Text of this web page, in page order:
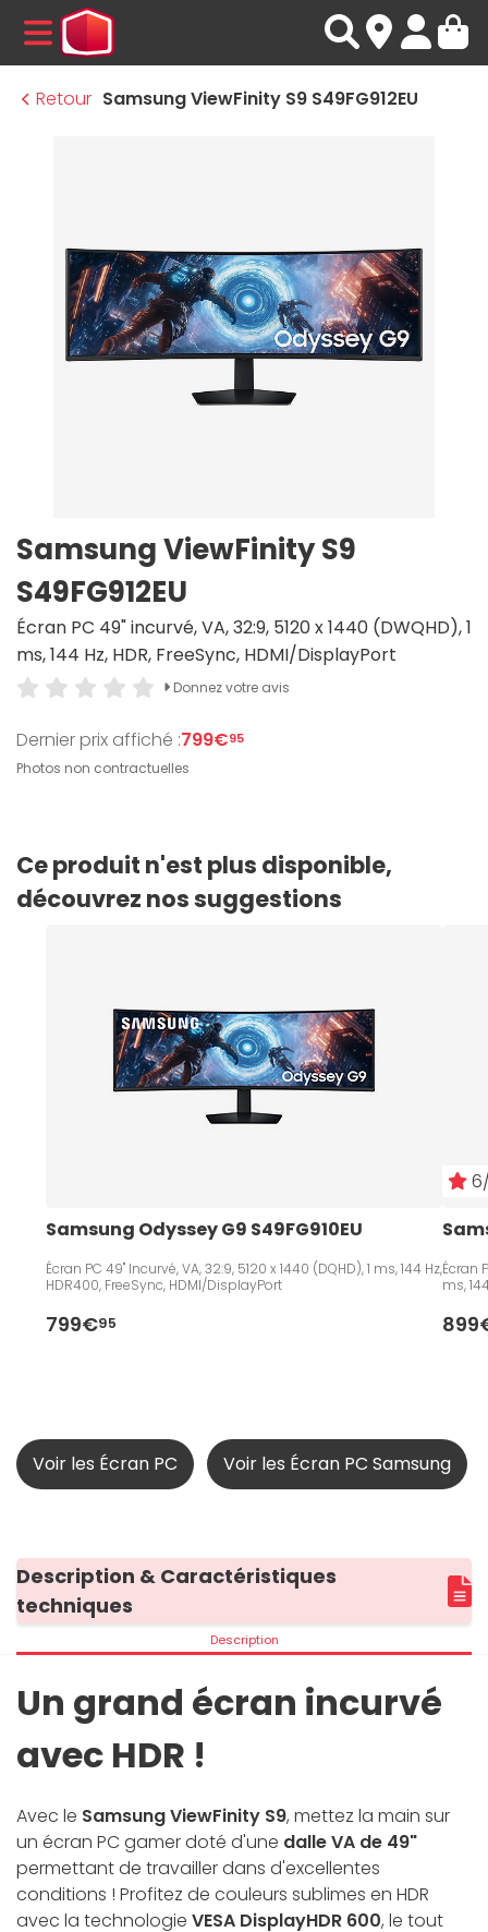
MENU
Retour Samsung ViewFinity S9 S49FG912EU
Samsung ViewFinity S9
S49FG912EU
Écran PC 49" incurvé, VA, 32:9, 5120 x 1440 (DWQHD), 1
ms, 144 Hz, HDR, FreeSync, HDMI/DisplayPort
Donnez votre avis
Dernier prix affiché :799€95
Photos non contractuelles
Ce produit n'est plus disponible,
découvrez nos suggestions
Samsung Odyssey G9 S49FG910EU
Écran PC 49" Incurvé, VA, 32:9, 5120 x 1440 (DQHD), 1 ms, 144 Hz,
HDR400, FreeSync, HDMI/DisplayPort
799€95
Écran
ms,
Voir les Écran PC Voir les Écran PC Samsung
Description & Caractéristiques
techniques
Description
Un grand écran incurvé
avec HDR !
Avec le Samsung ViewFinity S9, mettez la main sur
un écran PC gamer doté d'une dalle VA de 49"
permettant de travailler dans d'excellentes
conditions ! Profitez de couleurs sublimes en HDR
avec la technologie VESA DisplayHDR 600, le tout